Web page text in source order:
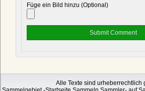
Füge ein Bild hinzu (Optional)
Alle Texte sind urheberrechtlich